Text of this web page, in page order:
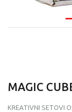
MAGIC
KREATIVNI SETOVI